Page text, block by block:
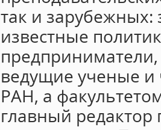
так и зарубежных:
известные
ведущие ученые
РАН, а
главный редактор